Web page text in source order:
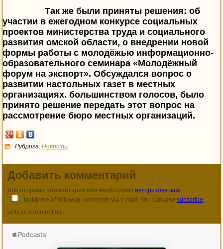
Так же были приняты решения: об
участии в ежегодном конкурсе социальных
проектов министерства труда и социального
развития омской области, о внедрении новой
формы работы с молодёжью информационно-
образовательного семинара «Молодёжный
форум на экспорт». Обсуждался вопрос о
развитии настольных газет в местных
организациях. большинством голосов, было
принято решение передать этот вопрос на
рассмотрение бюро местных организаций.
Рубрика: Новости
Добавить комментарий
Для отправки комментария вам необходимоавторизоваться.
Notify me of followup comments via e-mail. You can alsosubscribe
without commenting.